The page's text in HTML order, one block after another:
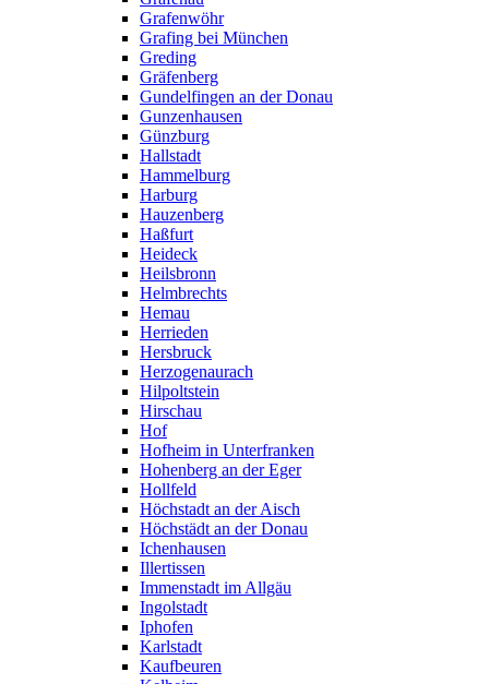
Grafenwöhr
Grafing bei München
Greding
Gräfenberg
Gundelfingen an der Donau
Gunzenhausen
Günzburg
Hallstadt
Hammelburg
Harburg
Hauzenberg
Haßfurt
Heideck
Heilsbronn
Helmbrechts
Hemau
Herrieden
Hersbruck
Herzogenaurach
Hilpoltstein
Hirschau
Hof
Hofheim in Unterfranken
Hohenberg an der Eger
Hollfeld
Höchstadt an der Aisch
Höchstädt an der Donau
Ichenhausen
Illertissen
Immenstadt im Allgäu
Ingolstadt
Iphofen
Karlstadt
Kaufbeuren